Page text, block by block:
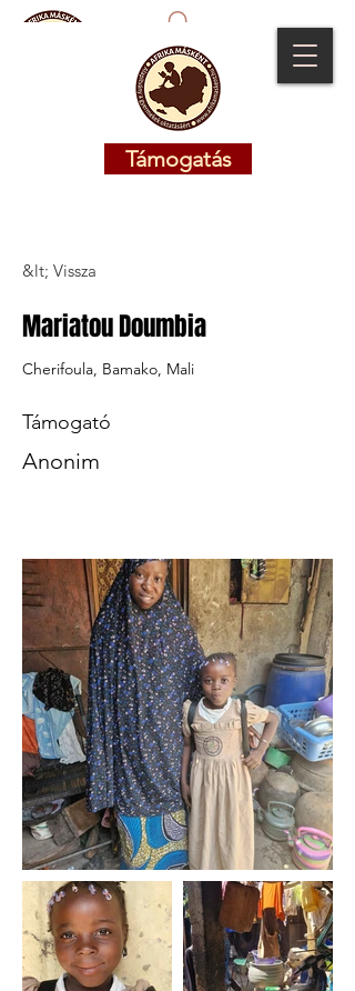
Támogatás
Támogatás
&lt; Vissza
Mariatou Doumbia
Cherifoula, Bamako, Mali
Támogató
Anonim